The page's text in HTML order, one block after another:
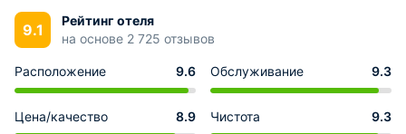
9.1
Рейтинг отеля
на основе 2 725 отзывов
Расположение 9.6 Обслуживание 9.3
Цена/качество 8.9 Чистота 9.3